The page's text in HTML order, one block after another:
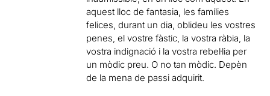
aquest lloc de fantasia, les famílies
felices, durant un dia, oblideu les vostres
penes, el vostre fàstic, la vostra ràbia, la
vostra indignació i la vostra rebel·lia per
un mòdic preu. O no tan mòdic. Depèn
de la mena de passi adquirit.